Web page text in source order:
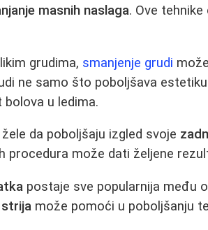
masnih naslaga. Ove
grudima, smanjenje grudi
ne samo što poboljšava
u ledima.
da poboljšaju izgled svoje
procedura može dati željene
postaje sve popularnija među
strija može pomoći u poboljšanju